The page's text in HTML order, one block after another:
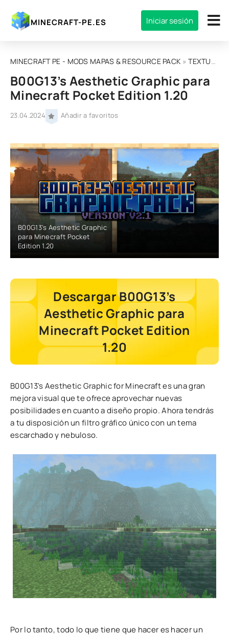
MINECRAFT-PE.ES Iniciar sesión
MINECRAFT PE - MODS MAPAS & RESOURCE PACK »TEXTURAS
B00G13’s Aesthetic Graphic para
Minecraft Pocket Edition 1.20
23.04.2024 Añadir a favoritos
B00G13’s Aesthetic Graphic
para Minecraft Pocket
Edition 1.20
Descargar B00G13’s
Aesthetic Graphic para
Minecraft Pocket Edition
1.20
B00G13's Aesthetic Graphic for Minecraft es una gran
mejora visual que te ofrece aprovechar nuevas
posibilidades en cuanto a diseño propio. Ahora tendrás
a tu disposición un filtro gráfico único con un tema
escarchado y nebuloso.
Por lo tanto, todo lo que tiene que hacer es hacer un